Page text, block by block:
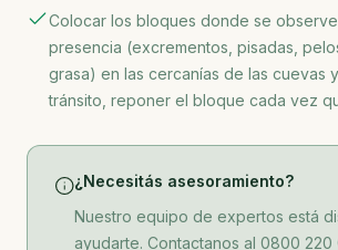
Colocar los bloques donde se
presencia (excrementos, pisadas,
grasa) en las cercanías de las cuevas
tránsito, reponer el bloque cada vez
¿Necesitás asesoramiento?
Nuestro equipo de expertos está
ayudarte. Contactanos al 0800 220